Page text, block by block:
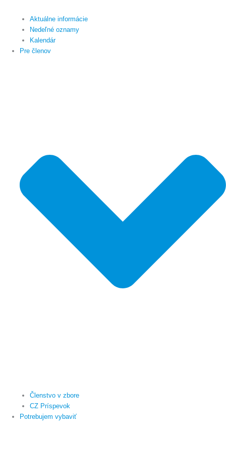
Aktuálne informácie
Nedeľné oznamy
Kalendár
Pre členov
Členstvo v zbore
CZ Príspevok
Potrebujem vybaviť